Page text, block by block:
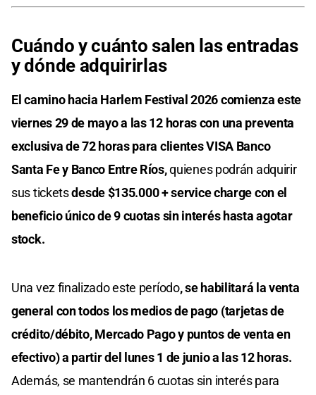
Cuándo y cuánto salen las entradas
y dónde adquirirlas
El camino hacia Harlem Festival 2026 comienza este
viernes 29 de mayo a las 12 horas con una preventa
exclusiva de 72 horas para clientes VISA Banco
Santa Fe y Banco Entre Ríos,quienes podrán adquirir
sus ticketsdesde $135.000 + service charge con el
beneficio único de 9 cuotas sin interés hasta agotar
stock.
Una vez finalizado este período, se habilitará la venta
general con todos los medios de pago (tarjetas de
crédito/débito, Mercado Pago y puntos de venta en
efectivo) a partir del lunes 1 de junio a las 12 horas.
Además, se mantendrán 6 cuotas sin interés para